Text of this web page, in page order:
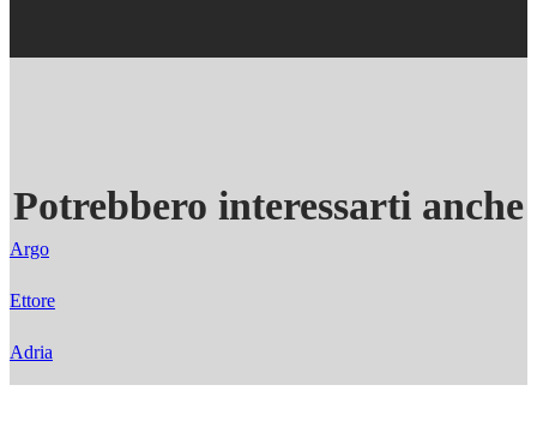
Potrebbero interessarti anche
Argo
Ettore
Adria